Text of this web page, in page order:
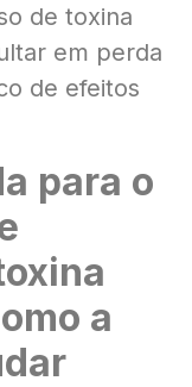
de toxina
em perda
de efeitos
para o
a